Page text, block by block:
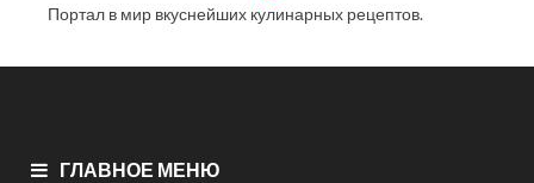
Портал в мир вкуснейших кулинарных рецептов.
ГЛАВНОЕ МЕНЮ